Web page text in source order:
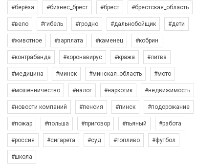
#берёза #бизнес_брест #брест #брестская_область
#вело #гибель #гродно #дальнобойщик #дети
#животное #зарплата #каменец #кобрин
#контрабанда #коронавирус #кража #литва
#медицина #минск #минская_область #мото
#мошенничество #налог #наркотик #недвижимость
#новости компаний #пенсия #пинск #подорожание
#пожар #польша #приговор #пьяный #работа
#россия #сигарета #суд #топливо #футбол
#школа